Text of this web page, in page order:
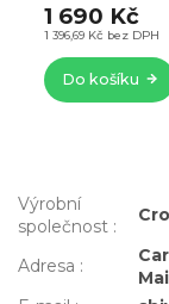
742,98 Kč bez DPH
899 Kč
Do košíku
Výrobní
společnost :
Adresa :